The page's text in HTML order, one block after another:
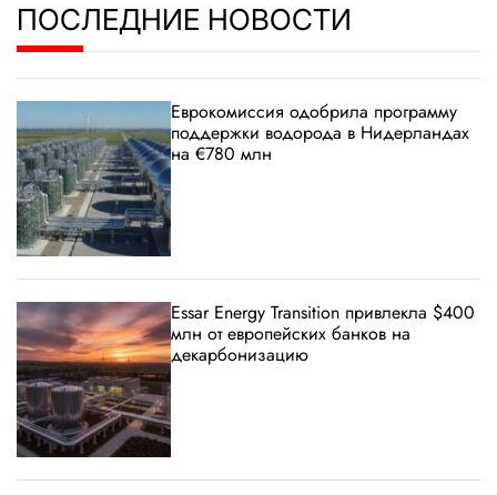
ПОСЛЕДНИЕ НОВОСТИ
Еврокомиссия одобрила программу
поддержки водорода в Нидерландах
на €780 млн
Essar Energy Transition привлекла $400
млн от европейских банков на
декарбонизацию